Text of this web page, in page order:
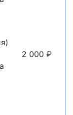
2 000 ₽